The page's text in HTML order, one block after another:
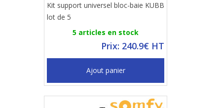
Kit support universel bloc-baie KUBB
lot de 5
5 articles en stock
Prix: 240.9€ HT
Ajout panier